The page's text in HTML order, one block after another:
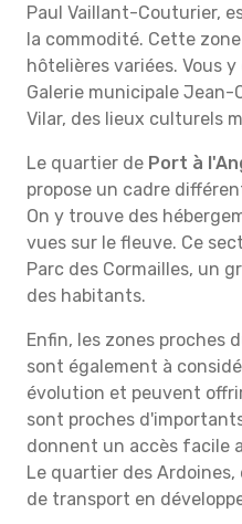
Paul Vaillant-Couturier,
la commodité. Cette
hôtelières variées. Vous
Galerie municipale
Vilar, des lieux culturels
Le quartier de Port à
propose un cadre
On y trouve des
vues sur le fleuve. Ce
Parc des Cormailles, un
des habitants.
Enfin, les zones proches
sont également à
évolution et peuvent
sont proches
donnent un accès facile
Le quartier des
de transport en